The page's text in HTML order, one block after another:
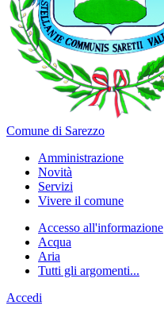
Comune di Sarezzo
Amministrazione
Novità
Servizi
Vivere il comune
Accesso all'informazione
Acqua
Aria
Tutti gli argomenti...
Accedi